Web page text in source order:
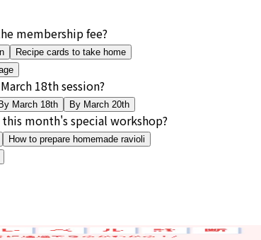
membership fee?
Recipe cards to take home
18th session?
March 18th By March 20th
month's special workshop?
How to prepare homemade ravioli